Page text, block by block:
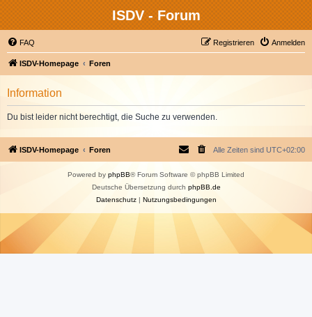
ISDV - Forum
FAQ Anmelden
Registrieren
ISDV-Homepage Foren
Information
Du bist leider nicht berechtigt, die Suche zu verwenden.
ISDV-Homepage Foren Alle Zeiten sind UTC+02:00
Powered by phpBB® Forum Software © phpBB Limited
Deutsche Übersetzung durch phpBB.de
Datenschutz| Nutzungsbedingungen